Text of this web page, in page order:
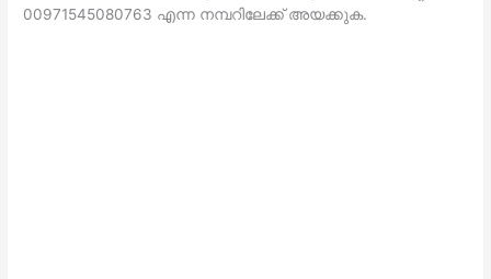
00971545080763 എന്ന നമ്പറിലേക്ക് അയക്കുക.